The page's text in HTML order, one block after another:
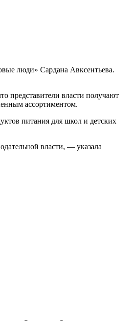
люди» Сардана Авксентьева.
представители власти получают
ассортиментом.
питания для школ и детских
власти, — указала